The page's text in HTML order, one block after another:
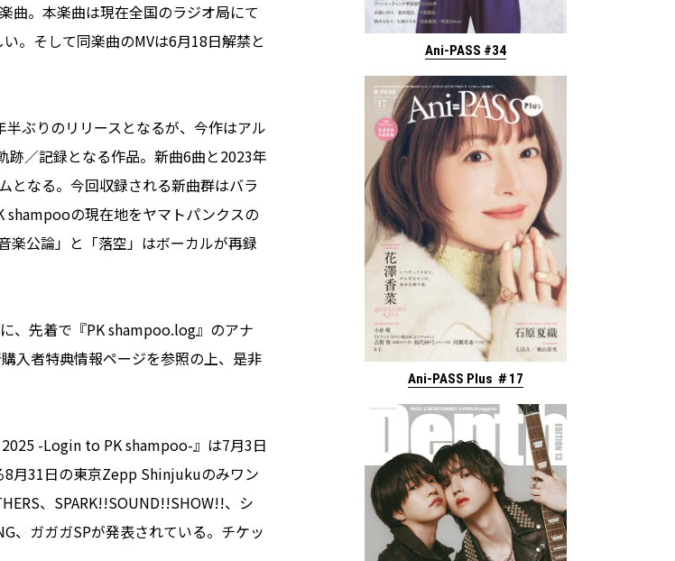
曲。本楽曲は現在全国のラジオ局にて
。そして同楽曲のMVは6月18日解禁と
ぶりのリリースとなるが、今作はアル
／記録となる作品。新曲6曲と2023年
となる。今回収録される新曲群はバラ
shampooの現在地をヤマトパンクスの
楽公論」と「落空」はボーカルが再録
、先着で『PK shampoo.log』のアナ
入者特典情報ページを参照の上、是非
-Login to PK shampoo-』は7月3日
8月31日の東京Zepp Shinjukuのみワン
、SPARK!!SOUND!!SHOW!!、シ
、ガガガSPが発表されている。チケッ
Ani-PASS #34
Ani-PASS Plus ＃17